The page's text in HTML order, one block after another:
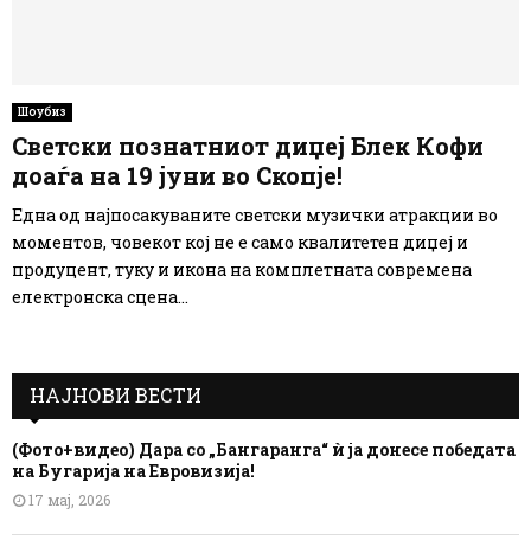
Шоубиз
Светски познатниот диџеј Блек Кофи
доаѓа на 19 јуни во Скопје!
Една од најпосакуваните светски музички атракции во
моментов, човекот кој не е само квалитетен диџеј и
продуцент, туку и икона на комплетната современа
електронска сцена...
НАЈНОВИ ВЕСТИ
(Фото+видео) Дара со „Бангаранга“ ѝ ја донесе победата
на Бугарија на Евровизија!
17 мај, 2026